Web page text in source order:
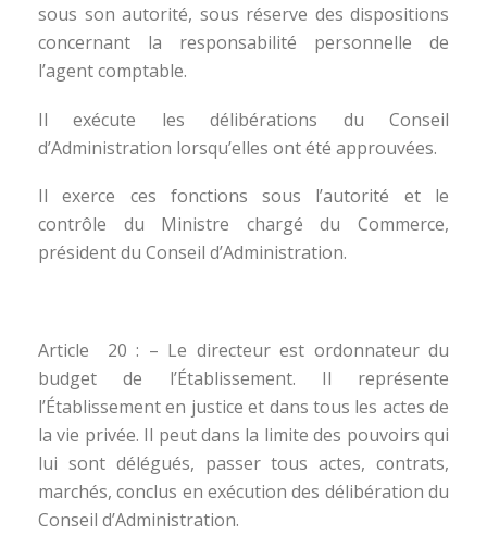
sous son autorité, sous réserve des dispositions
concernant la responsabilité personnelle de
l’agent comptable.
Il exécute les délibérations du Conseil
d’Administration lorsqu’elles ont été approuvées.
Il exerce ces fonctions sous l’autorité et le
contrôle du Ministre chargé du Commerce,
président du Conseil d’Administration.
Article 20 : – Le directeur est ordonnateur du
budget de l’Établissement. Il représente
l’Établissement en justice et dans tous les actes de
la vie privée. Il peut dans la limite des pouvoirs qui
lui sont délégués, passer tous actes, contrats,
marchés, conclus en exécution des délibération du
Conseil d’Administration.